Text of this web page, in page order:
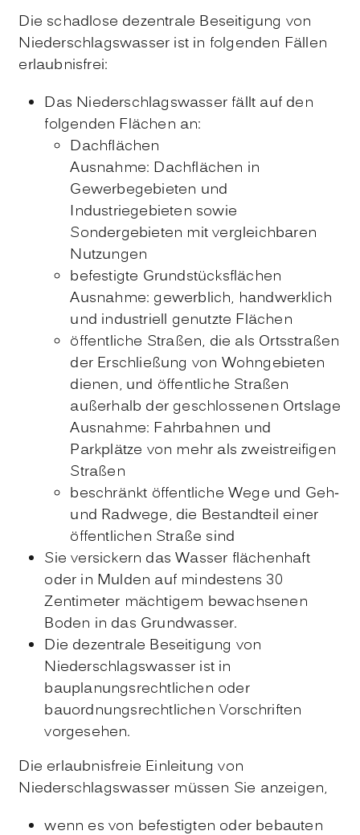
Die schadlose dezentrale Beseitigung von
Niederschlagswasser ist in folgenden Fällen
erlaubnisfrei:
Das Niederschlagswasser fällt auf den
folgenden Flächen an:
Dachflächen
Ausnahme: Dachflächen in
Gewerbegebieten und
Industriegebieten sowie
Sondergebieten mit vergleichbaren
Nutzungen
befestigte Grundstücksflächen
Ausnahme: gewerblich, handwerklich
und industriell genutzte Flächen
öffentliche Straßen, die als Ortsstraßen
der Erschließung von Wohngebieten
dienen, und öffentliche Straßen
außerhalb der geschlossenen Ortslage
Ausnahme: Fahrbahnen und
Parkplätze von mehr als zweistreifigen
Straßen
beschränkt öffentliche Wege und Geh-
und Radwege, die Bestandteil einer
öffentlichen Straße sind
Sie versickern das Wasser flächenhaft
oder in Mulden auf mindestens 30
Zentimeter mächtigem bewachsenen
Boden in das Grundwasser.
Die dezentrale Beseitigung von
Niederschlagswasser ist in
bauplanungsrechtlichen oder
bauordnungsrechtlichen Vorschriften
vorgesehen.
Die erlaubnisfreie Einleitung von
Niederschlagswasser müssen Sie anzeigen,
wenn es von befestigten oder bebauten